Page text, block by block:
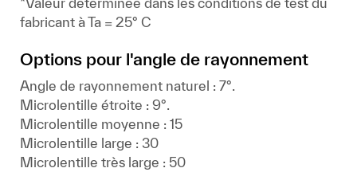
fabricant à Ta = 25° C
Options pour l'angle de rayonnement
Angle de rayonnement naturel : 7°.
Microlentille étroite : 9°.
Microlentille moyenne : 15
Microlentille large : 30
Microlentille très large : 50